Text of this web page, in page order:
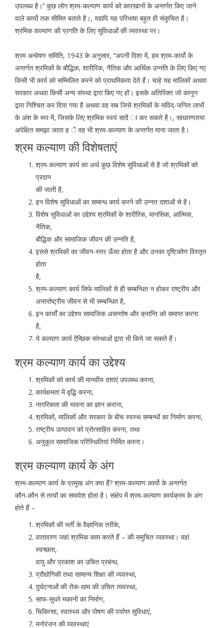
उपलब्ध है।’’ कुछ लोग श्रम-कल्याण कार्य को कारखानों के अन्तर्गत किए जाने
वाले कार्यो तक सीमित बताते है।, यद्यपि यह परिभाषा बहुत ही संकुचित है।
श्रमिक कल्याण की प्रगति के लिए सुविधाओं की व्यवस्था पर।
श्रम अन्वेषण समिति, 1943 के अनुसार, ‘‘अपनी दिशा में, हम श्रम-कार्यो के
अन्तर्गत श्रमिकों के बौद्धिक, शारीरिक, नैतिक और आर्थिक उन्नति के लिए किए गए
किसी भी कार्य को सम्मिलित करने को प्राथमिकता देते हैं। चाहे यह मालिकों अथवा
सरकार अथवा किसी अन्य संस्था द्वारा किए गए हों। इसके अतिरिक्त जो कानून
द्वारा निश्चित कर दिया गया है अथवा वह सब जिसे श्रमिकों के संविद्-जनित लाभों
के अंश के रूप में, जिसके लिए श्रमिक स्वयं सादै ा कर सकते है।, साधारणतया
अपेक्षित समझा जाता ह ै वह भी श्रम-कल्याण के अन्तर्गत माना जाता है।
श्रम कल्याण की विशेषताएं
श्रम-कल्याण कार्य का अर्थ कुछ विशेष सुविधाओं से है जो श्रमिकों को
प्रदान
की जाती है,
इन विशेष सुविधाओं का सम्बन्ध कार्य करने की उन्नत दशाओं से है।
विशेष सुविधाओं का उद्देश्य श्रमिकों के शारीरिक, मानसिक, आत्मिक,
नैतिक,
बौद्धिक और सामाजिक जीवन की उन्नति है,
इससे श्रमिकों का जीवन-स्तर ऊँचा होता है और उनका दृष्टिकोण विस्तृत
होता
है,
श्रम-कल्याण कार्य सिर्फ मालिकों से ही सम्बन्धित न होकर राष्ट्रीय और
अन्तर्राष्ट्रीय जीवन से भी सम्बन्धित है,
इन कार्यों का उद्देश्य सामाजिक असन्तोष और क्रान्ति को समाप्त करना
है,
ये कल्याण कार्य ऐच्छिक संस्थाओं द्वारा भी किये जा सकते हैं।
श्रम कल्याण कार्य का उद्देश्य
श्रमिकों को कार्य की मानवीय दशाएं उपलब्ध करना,
कार्यक्षमता में वृद्धि करना,
नागरिकता की भावना का ज्ञान कराना,
श्रमिकों, मालिकों और सरकार के बीच स्वस्थ सम्बन्धों का निर्माण करना,
राष्ट्रीय उत्पादन को प्रोत्साहित करना, तथा
अनुकूल सामाजिक परिस्थितियां निर्मित करना।
श्रम कल्याण कार्य के अंग
श्रम-कल्याण कार्य के प्रमुख अंग क्या हैं? श्रम-कल्याण कार्यो के अन्तर्गत
कौन-कौन से तत्वों का समावेश होता है। संक्षेप में श्रम-कल्याण कार्यक्रम के अंग
होते हैं –
श्रमिकों की भर्ती के वैज्ञानिक तरीके,
वातावरण जहां श्रमिक काम करते हैं – की समुचित व्यवस्था। वहां
स्वच्छता,
वायु और प्रकाश का उचित प्रबंन्ध,
प्रौद्योगिकी तथा सामान्य शिक्षा की व्यवस्था,
दुर्घटनाओं की रोक-थाम की उचित व्यवस्था,
साफ-सुधरे मकानों का निर्माण,
चिकित्सा, स्वास्थ्य और पोषण की पर्याप्त सुविधाएं,
मनोरंजन की व्यवस्थाएं